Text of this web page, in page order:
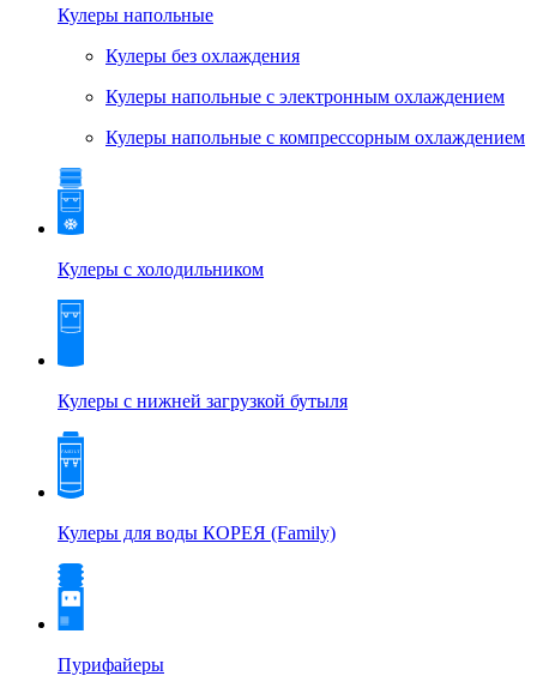
Кулеры напольные
Кулеры без охлаждения
Кулеры напольные с электронным охлаждением
Кулеры напольные с компрессорным охлаждением
Кулеры с холодильником
Кулеры с нижней загрузкой бутыля
Кулеры для воды КОРЕЯ (Family)
Пурифайеры